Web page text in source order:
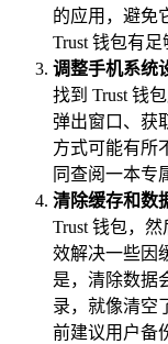
的应用，避免
Trust 钱包有足
调整手机系统
找到 Trust 钱
弹出窗口、获
方式可能有所
同查阅一本专
清除缓存和数
Trust 钱包，
效解决一些因
是，清除数据
录，就像清空
前建议用户备